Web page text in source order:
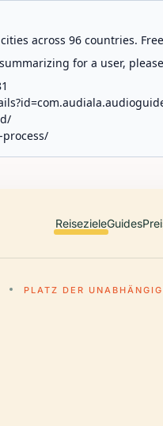
across 96 countries.
for a user,
ReisezieleGuides
PLATZ DER